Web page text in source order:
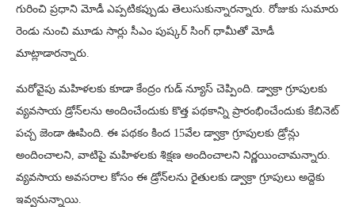
గురించి ప్రధాని మోడీ ఎప్పటికప్పుడు తెలుసుకున్నారన్నారు. రోజుకు సుమారు
రెండు నుంచి మూడు సార్లు సీఎం పుష్కర్ సింగ్ ధామీతో మోడీ
మాట్లాడారన్నారు.
మరోవైపు మహిళలకు కూడా కేంద్రం గుడ్ న్యూస్ చెప్పింది. డ్వాక్రా గ్రూపులకు
వ్యవసాయ డ్రోన్‌లను అందించేందుకు కొత్త పథకాన్ని ప్రారంభించేందుకు కేబినెట్
పచ్చ జెండా ఊపింది. ఈ పథకం కింద 15వేల డ్వాక్రా గ్రూపులకు డ్రోన్లు
అందించాలని, వాటిపై మహిళలకు శిక్షణ అందించాలని నిర్ణయించామన్నారు.
వ్యవసాయ అవసరాల కోసం ఈ డ్రోన్​లను రైతులకు డ్వాక్రా గ్రూపులు అద్దెకు
ఇవ్వనున్నాయి.